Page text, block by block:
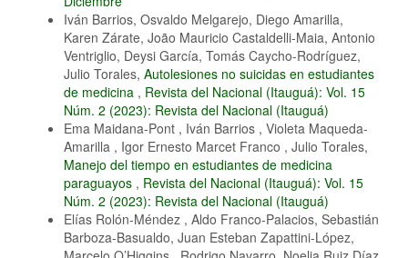
Iván Barrios, Osvaldo Melgarejo, Diego Amarilla,
Karen Zárate, João Mauricio Castaldelli-Maia, Antonio
Ventriglio, Deysi García, Tomás Caycho-Rodríguez,
Julio Torales, Autolesiones no suicidas en estudiantes
de medicina , Revista del Nacional (Itauguá): Vol. 15
Núm. 2 (2023): Revista del Nacional (Itauguá)
Ema Maidana-Pont , Iván Barrios , Violeta Maqueda-
Amarilla , Igor Ernesto Marcet Franco , Julio Torales,
Manejo del tiempo en estudiantes de medicina
paraguayos , Revista del Nacional (Itauguá): Vol. 15
Núm. 2 (2023): Revista del Nacional (Itauguá)
Elías Rolón-Méndez , Aldo Franco-Palacios, Sebastián
Barboza-Basualdo, Juan Esteban Zapattini-López,